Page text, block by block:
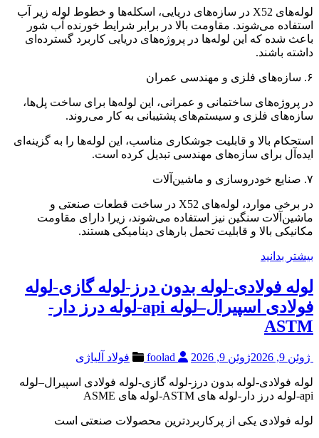
لوله‌های X52 در سازه‌های دریایی، اسکله‌ها و خطوط لوله زیر آب
استفاده می‌شوند. مقاومت بالا در برابر شرایط خورنده آب شور
باعث شده که این لوله‌ها در پروژه‌های دریایی کاربرد گسترده‌ای
داشته باشند.
۶. سازه‌های فلزی و مهندسی عمران
در پروژه‌های ساختمانی و عمرانی، این لوله‌ها برای ساخت پل‌ها،
سازه‌های فلزی و سیستم‌های پشتیبانی به کار می‌روند.
استحکام بالا و قابلیت جوشکاری مناسب، این لوله‌ها را به گزینه‌ای
ایده‌آل برای سازه‌های مهندسی تبدیل کرده است.
۷. صنایع خودروسازی و ماشین‌آلات
در برخی موارد، لوله‌های X52 در ساخت قطعات صنعتی و
ماشین‌آلات سنگین نیز استفاده می‌شوند، زیرا دارای مقاومت
مکانیکی بالا و قابلیت تحمل بارهای دینامیکی هستند.
بیشتر بدانید
لوله فولادی-لوله بدون درز-لوله گازی-لوله
فولادی اسپیرال–لوله api-لوله درز دار-
ASTM
ژوئن 9, 2026 ژوئن 9, 2026 فولاد آلیاژی
لوله فولادی-لوله بدون درز-لوله گازی-لوله فولادی اسپیرال–لوله
api-لوله درز دار-لوله های ASTM-لوله های ASME
لوله فولادی یکی از پرکاربردترین محصولات صنعتی است